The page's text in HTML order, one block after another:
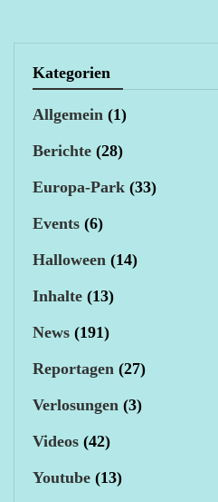
Kategorien
Allgemein (1)
Berichte (28)
Europa-Park (33)
Events (6)
Halloween (14)
Inhalte (13)
News (191)
Reportagen (27)
Verlosungen (3)
Videos (42)
Youtube (13)